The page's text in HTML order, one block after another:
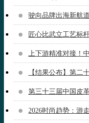
驶向品牌出海新航
匠心比武立工艺标
上下游精准对接！
【结果公布】第二
第三十三届中国皮
2026时尚趋势：游